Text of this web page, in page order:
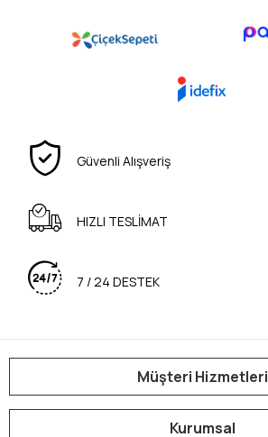
Güvenli Alışveriş
HIZLI TESLİMAT
7 / 24 DESTEK
Müşteri Hizmetleri
Kurumsal